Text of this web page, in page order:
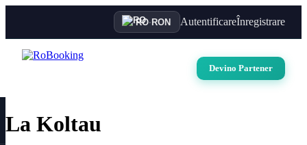
RO·RON AutentificareÎnregistrare
Devino Partener
La Koltau